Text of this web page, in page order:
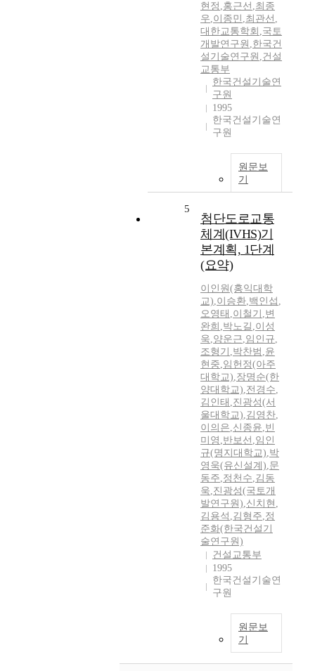
현정 ,홍근선 ,최종
우,이종민 ,최관선 ,
대한교통학회 ,국토
개발연구원 ,한국건
설기술연구원 ,건설
교통부
한국건설기술연
구원
1995
한국건설기술연
구원
원문보
기
5
첨단도로교통
체계(IVHS)기
본계획, 1단계
(요약)
이인원(홍익대학
교),이승환,백인섭 ,
오영태 ,이철기 ,변
완희 ,박노길 ,이성
욱,양운근,임인규,
조형기 ,박찬범 ,윤
현중,임헌정(아주
대학교),장명순(한
양대학교),전경수,
김인태 ,진광성(서
울대학교),김영찬,
이의은,신종윤,빈
미영 ,반보선 ,임인
규(명지대학교),박
영욱(유신설계),문
동주,정천수,김동
욱,진광성(국토개
발연구원),신치현 ,
김용석 ,김형주,정
준화(한국건설기
술연구원)
건설교통부
1995
한국건설기술연
구원
원문보
기